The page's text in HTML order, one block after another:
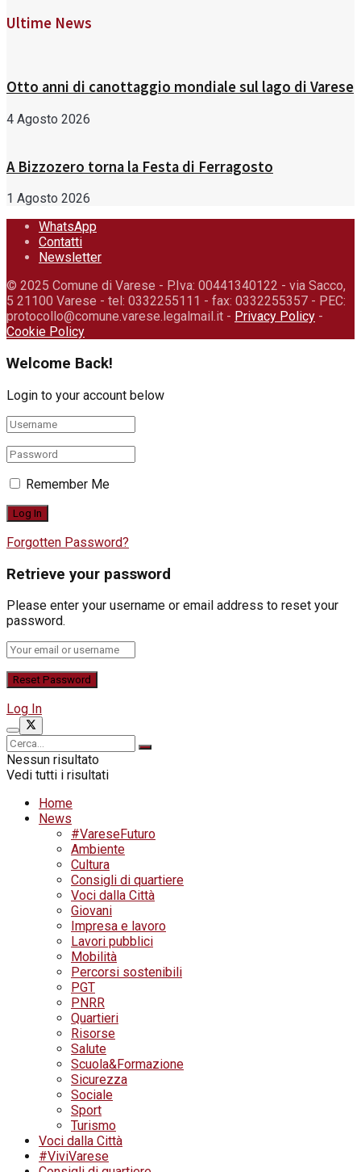
Ultime News
Otto anni di canottaggio mondiale sul lago di Varese
4 Agosto 2026
A Bizzozero torna la Festa di Ferragosto
1 Agosto 2026
WhatsApp
Contatti
Newsletter
© 2025 Comune di Varese - P.Iva: 00441340122 - via Sacco,
5 21100 Varese - tel: 0332255111 - fax: 0332255357 - PEC:
protocollo@comune.varese.legalmail.it - Privacy Policy -
Cookie Policy
Welcome Back!
Login to your account below
Remember Me
Forgotten Password?
Retrieve your password
Please enter your username or email address to reset your
password.
Log In
Nessun risultato
Vedi tutti i risultati
Home
News
#VareseFuturo
Ambiente
Cultura
Consigli di quartiere
Voci dalla Città
Giovani
Impresa e lavoro
Lavori pubblici
Mobilità
Percorsi sostenibili
PGT
PNRR
Quartieri
Risorse
Salute
Scuola&Formazione
Sicurezza
Sociale
Sport
Turismo
Voci dalla Città
#ViviVarese